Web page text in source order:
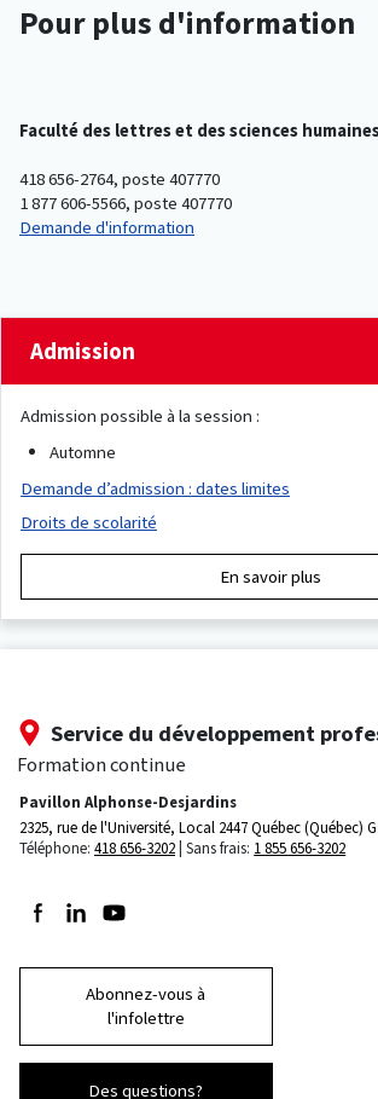
Pour plus d'information
Faculté des lettres et des sciences
418 656-2764, poste 407770
1 877 606-5566, poste 407770
Demande d'information
Admission
Admission possible à la session :
Automne
Demande d’admission : dates limites
Droits de scolarité
En savoir plus
Service du développement
Formation continue
Pavillon Alphonse-Desjardins
2325, rue de l'Université, Local 2447Québec (Québec)
Téléphone: 418 656-3202 Sans frais: 1 855 656-3202
Suivez-nous sur Facebook
Suivez-nous sur LinkedIn
Suivez-nous sur Youtube
Abonnez-vous à
l'infolettre
Des questions?